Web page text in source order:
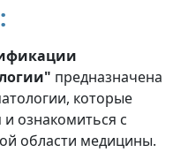
предназначена
которые
ознакомиться с
области медицины.